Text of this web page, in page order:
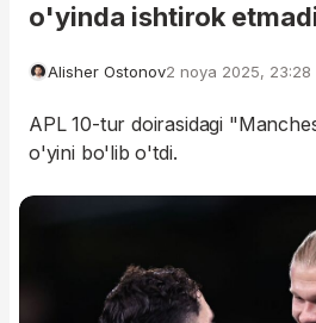
o'yinda ishtirok
Alisher Ostonov2 noya 2025, 23:28
APL 10-tur doirasidagi
o'yini bo'lib o'tdi.